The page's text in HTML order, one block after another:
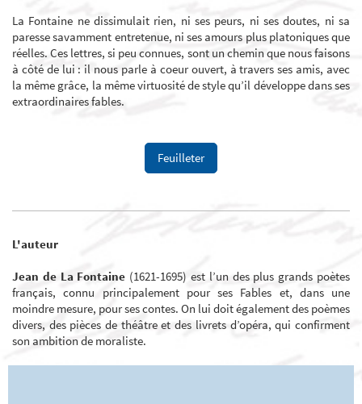
La Fontaine ne dissimulait rien, ni ses peurs, ni ses doutes, ni sa
paresse savamment entretenue, ni ses amours plus platoniques que
réelles.Ces lettres, si peu connues, sont un chemin que nous faisons
à côté de lui : il nous parle à coeur ouvert, à travers ses amis, avec
la même grâce, la même virtuosité de style qu’il développe dans ses
extraordinaires fables.
Feuilleter
L'auteur
Jean de La Fontaine (1621-1695) est l’un des plus grands poètes
français, connu principalement pour ses Fables et, dans une
moindre mesure, pour ses contes. On lui doit également des poèmes
divers, des pièces de théâtre et des livrets d’opéra, qui confirment
son ambition de moraliste.